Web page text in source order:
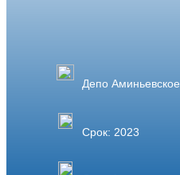
Депо Аминьевское
Срок: 2023